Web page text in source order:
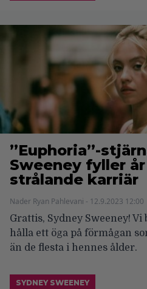
”Euphoria”-
Sweeney fyller
strålande karriär
Nader Ryan Pahlevani - 12.9.2023 12:00
Grattis, Sydney Sweeney!
hålla ett öga på förmågan
än de flesta i hennes ålder.
SYDNEY SWEENEY